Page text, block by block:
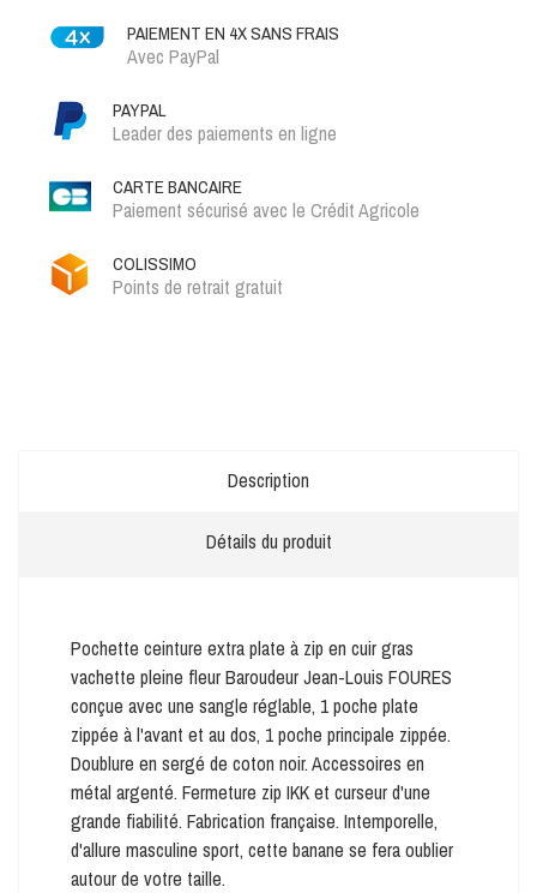
PAIEMENT EN 4X SANS FRAIS
Avec PayPal
PAYPAL
Leader des paiements en ligne
CARTE BANCAIRE
Paiement sécurisé avec le Crédit Agricole
COLISSIMO
Points de retrait gratuit
Description
Détails du produit
Pochette ceinture extra plate à zip en cuir gras
vachette pleine fleur Baroudeur Jean-Louis FOURES
conçue avec une sangle réglable, 1 poche plate
zippée à l'avant et au dos, 1 poche principale zippée.
Doublure en sergé de coton noir. Accessoires en
métal argenté. Fermeture zip IKK et curseur d'une
grande fiabilité. Fabrication française. Intemporelle,
d'allure masculine sport, cette banane se fera oublier
autour de votre taille.